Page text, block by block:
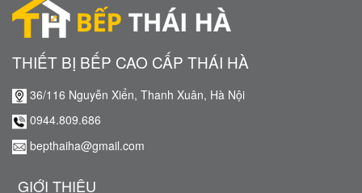
THIẾT BỊ BẾP CAO CẤP THÁI HÀ
36/116 Nguyễn Xiển, Thanh Xuân, Hà Nội
0944.809.686
bepthaiha@gmail.com
GIỚI THIỆU